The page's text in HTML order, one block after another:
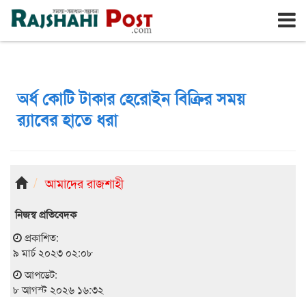
রাজশাহী শনিবার, ৮ই আগস্ট ২০২৬, ২৫শে শ্রাবণ ১৪৩৩
অর্ধ কোটি টাকার হেরোইন বিক্রির সময়
র‌্যাবের হাতে ধরা
আমাদের রাজশাহী
নিজস্ব প্রতিবেদক
প্রকাশিত:
৯ মার্চ ২০২৩ ০২:০৮
আপডেট:
৮ আগস্ট ২০২৬ ১৬:৩২